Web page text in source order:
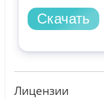
Скачать
Лицензии